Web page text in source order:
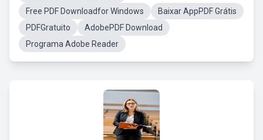
Free PDF Downloadfor Windows
Baixar AppPDF Grátis
PDFGratuito
AdobePDF Download
Programa Adobe Reader